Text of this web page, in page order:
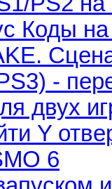
Коды на
-
двух
Y
6